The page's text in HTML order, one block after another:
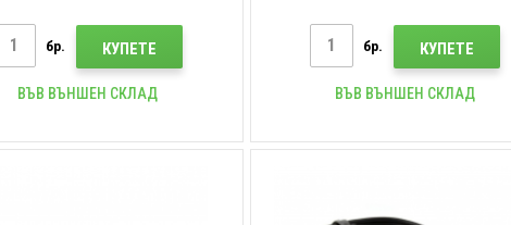
бр. КУПЕТЕ
ВЪВ ВЪНШЕН СКЛАД
бр. КУПЕТЕ
ВЪВ ВЪНШЕН СКЛАД